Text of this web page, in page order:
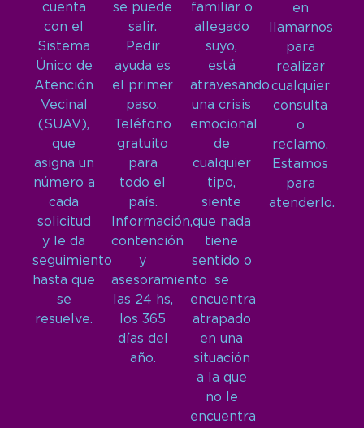
cuenta
con el
Sistema
Único de
Atención
Vecinal
(SUAV),
que
asigna un
número a
cada
solicitud
y le da
seguimiento
hasta que
se
resuelve.
se puede
salir.
Pedir
ayuda es
el primer
paso.
Teléfono
gratuito
para
todo el
país.
Información,
contención
y
asesoramiento
las 24 hs,
los 365
días del
año.
familiar o
allegado
suyo,
está
atravesando
una crisis
emocional
de
cualquier
tipo,
siente
que nada
tiene
sentido o
se
encuentra
atrapado
en una
situación
a la que
no le
encuentra
en
llamarnos
para
realizar
cualquier
consulta
o
reclamo.
Estamos
para
atenderlo.